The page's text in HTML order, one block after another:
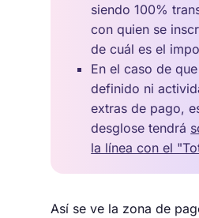
siendo 100%
con quien se
de cuál es el
En el caso de
definido ni
extras de pago,
desglose tendrá
la línea con el
Así se ve la zona de